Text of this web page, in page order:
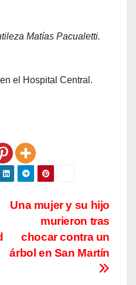
Matías Pacualetti.
el Hospital Central.
Una mujer y su hijo
murieron tras
chocar contra un
árbol en San Martín